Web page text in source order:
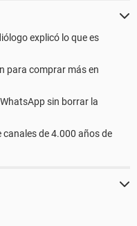
explicó lo que es
para comprar más en
sin borrar la
de 4.000 años de